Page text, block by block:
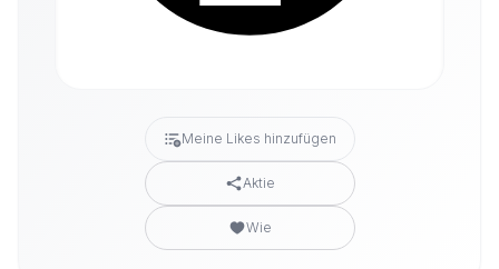
Meine Likes hinzufügen
Aktie
Wie